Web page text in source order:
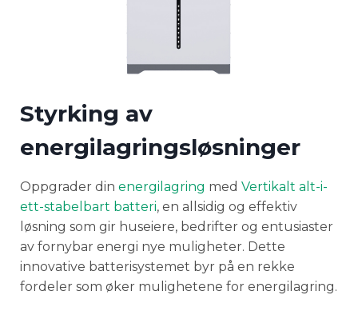
Styrking av
energilagringsløsninger
Oppgrader din energilagring med Vertikalt alt-i-
ett-stabelbart batteri, en allsidig og effektiv
løsning som gir huseiere, bedrifter og entusiaster
av fornybar energi nye muligheter. Dette
innovative batterisystemet byr på en rekke
fordeler som øker mulighetene for energilagring.